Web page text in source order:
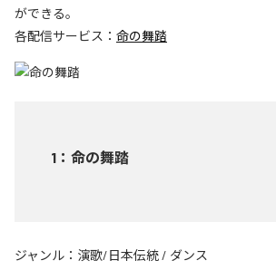
ができる。
各配信サービス： 命の舞踏
1 ： 命の舞踏
ジャンル： 演歌/日本伝統 / ダンス